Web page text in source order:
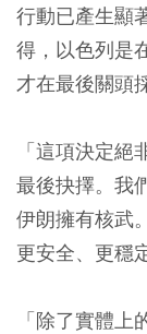
行動已產生顯
得，以色列是
才在最後關頭
「這項決定
最後抉擇。我
伊朗擁有核武
更安全、更穩
「除了實體